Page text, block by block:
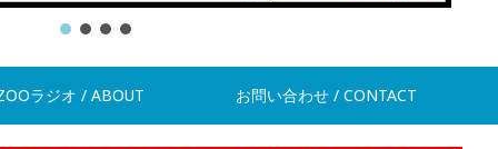
ラジオ / ABOUT お問い合わせ / CONTACT